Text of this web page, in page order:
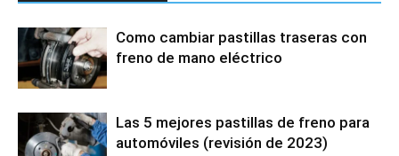
Como cambiar pastillas traseras con
freno de mano eléctrico
Las 5 mejores pastillas de freno para
automóviles (revisión de 2023)